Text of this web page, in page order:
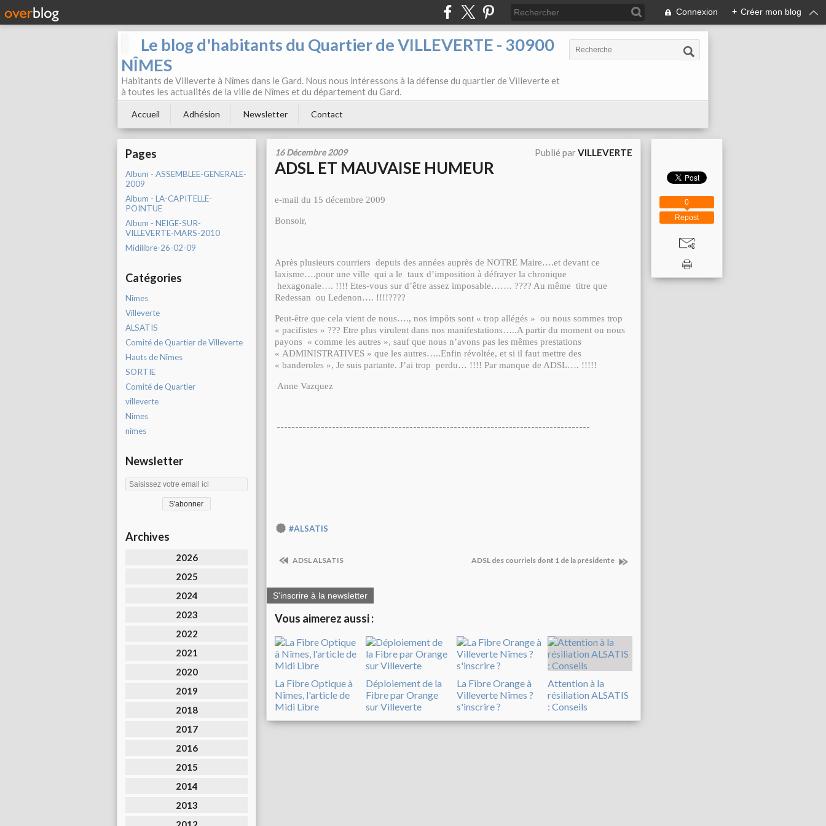
Connexion + Créer mon blog
Le blog d'habitants du Quartier de VILLEVERTE - 30900
NÎMES
Habitants de Villeverte à Nîmes dans le Gard. Nous nous intéressons à la défense du quartier de Villeverte et
à toutes les actualités de la ville de Nîmes et du département du Gard.
Accueil Adhésion Newsletter Contact
Pages
Album - ASSEMBLEE-GENERALE-
2009
Album - LA-CAPITELLE-
POINTUE
Album - NEIGE-SUR-
VILLEVERTE-MARS-2010
Midilibre-26-02-09
Catégories
Nîmes
Villeverte
ALSATIS
Comité de Quartier de Villeverte
Hauts de Nîmes
SORTIE
Comité de Quartier
villeverte
Nimes
nimes
Newsletter
Archives
2026
2025
2024
2023
2022
2021
2020
2019
2018
2017
2016
2015
2014
2013
16 Décembre 2009 Publié parVILLEVERTE
ADSL ET MAUVAISE HUMEUR
e-mail du 15 décembre 2009
Bonsoir,
Après plusieurs courriers depuis des années auprès de NOTRE Maire….et devant ce
laxisme….pour une ville qui a le taux d’imposition à défrayer la chronique
hexagonale…. !!!! Etes-vous sur d’être assez imposable……. ???? Au même titre que
Redessan ou Ledenon…. !!!!????
Peut-être que cela vient de nous…., nos impôts sont « trop allégés » ou nous sommes trop
« pacifistes » ??? Etre plus virulent dans nos manifestations…..A partir du moment ou nous
payons « comme les autres », sauf que nous n’avons pas les mêmes prestations
« ADMINISTRATIVES » que les autres…..Enfin révoltée, et si il faut mettre des
« banderoles », Je suis partante. J’ai trop perdu… !!!! Par manque de ADSL…. !!!!!
Anne Vazquez
-------------------------------------------------------------------------------------
#ALSATIS
ADSL ALSATIS ADSL des courriels dont 1 de la présidente
S'inscrire à la newsletter
Vous aimerez aussi :
La Fibre Optique à
Nîmes, l'article de
Midi Libre
Déploiement de la
Fibre par Orange
sur Villeverte
La Fibre Orange à
Villeverte Nîmes ?
s'inscrire ?
Attention à la
résiliation ALSATIS
: Conseils
Repost
0